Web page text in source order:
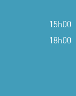
15h00
18h00